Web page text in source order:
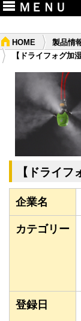
ＭＥＮＵ
HOME 製品情
【ドライフォグ
【ドライ
企業名
カテゴリー
登録日